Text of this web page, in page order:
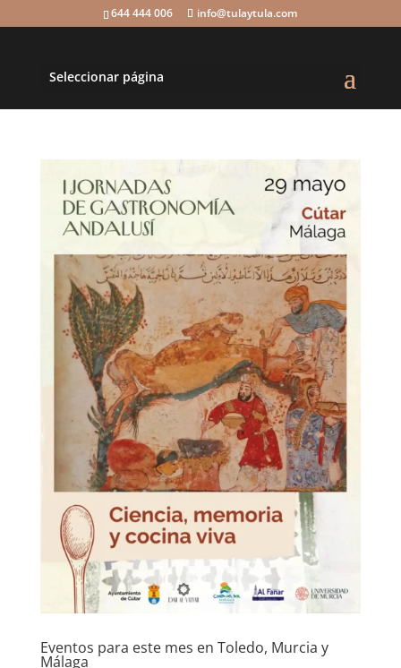
644 444 006 info@tulaytula.com
Seleccionar página
Eventos para este mes en Toledo, Murcia y
Málaga